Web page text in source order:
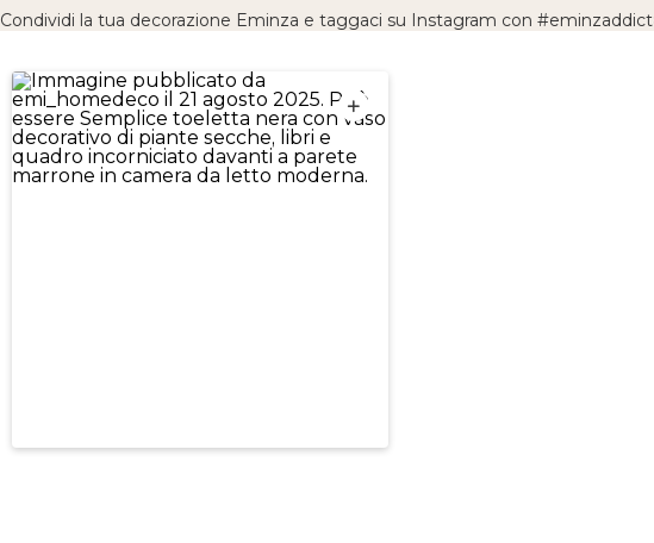
Condividi la tua decorazione Eminza e taggaci su Instagram con #eminzaddict
s